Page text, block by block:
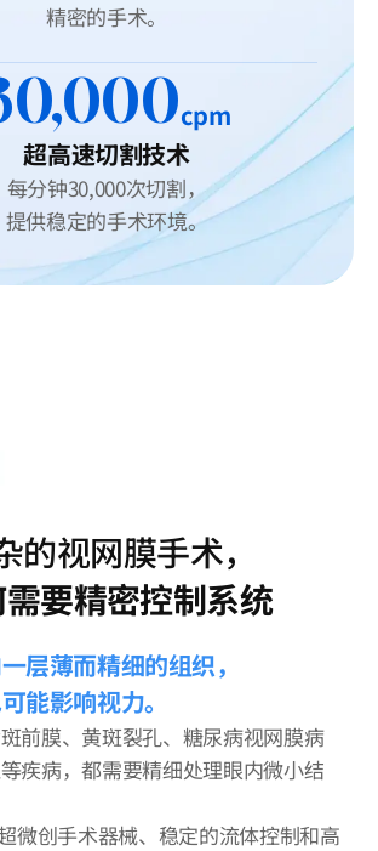
精密的手术。
cpm
超高速切割技术
每分钟30,000次切割，
提供稳定的手术环境。
的视网膜手术，
要精密控制系统
层薄而精细的组织，
能影响视力。
前膜、黄斑裂孔、糖尿病视网膜病
疾病，都需要精细处理眼内微小结
微创手术器械、稳定的流体控制和高